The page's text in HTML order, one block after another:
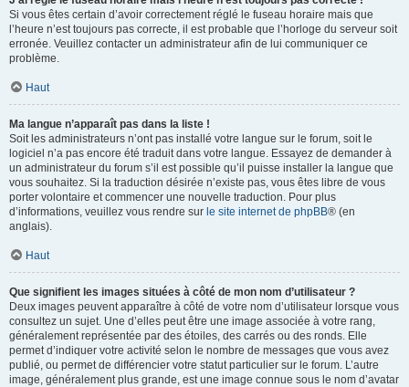
Si vous êtes certain d’avoir correctement réglé le fuseau horaire mais que
l’heure n’est toujours pas correcte, il est probable que l’horloge du serveur soit
erronée. Veuillez contacter un administrateur afin de lui communiquer ce
problème.
Haut
Ma langue n’apparaît pas dans la liste !
Soit les administrateurs n’ont pas installé votre langue sur le forum, soit le
logiciel n’a pas encore été traduit dans votre langue. Essayez de demander à
un administrateur du forum s’il est possible qu’il puisse installer la langue que
vous souhaitez. Si la traduction désirée n’existe pas, vous êtes libre de vous
porter volontaire et commencer une nouvelle traduction. Pour plus
d’informations, veuillez vous rendre sur le site internet de phpBB® (en
anglais).
Haut
Que signifient les images situées à côté de mon nom d’utilisateur ?
Deux images peuvent apparaître à côté de votre nom d’utilisateur lorsque vous
consultez un sujet. Une d’elles peut être une image associée à votre rang,
généralement représentée par des étoiles, des carrés ou des ronds. Elle
permet d’indiquer votre activité selon le nombre de messages que vous avez
publié, ou permet de différencier votre statut particulier sur le forum. L’autre
image, généralement plus grande, est une image connue sous le nom d’avatar